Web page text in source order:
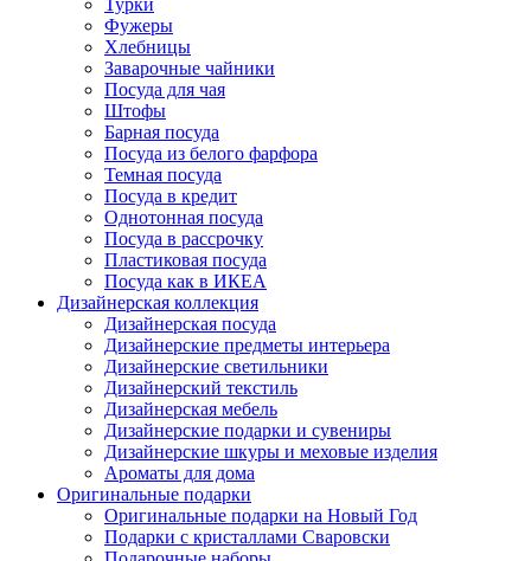
Турки
Фужеры
Хлебницы
Заварочные чайники
Посуда для чая
Штофы
Барная посуда
Посуда из белого фарфора
Темная посуда
Посуда в кредит
Однотонная посуда
Посуда в рассрочку
Пластиковая посуда
Посуда как в ИКЕА
Дизайнерская коллекция
Дизайнерская посуда
Дизайнерские предметы интерьера
Дизайнерские светильники
Дизайнерский текстиль
Дизайнерская мебель
Дизайнерские подарки и сувениры
Дизайнерские шкуры и меховые изделия
Ароматы для дома
Оригинальные подарки
Оригинальные подарки на Новый Год
Подарки с кристаллами Сваровски